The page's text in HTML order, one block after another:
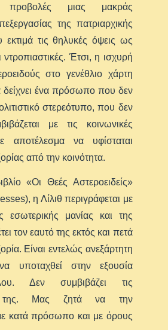
προβολές μιας μακράς
της πατριαρχικής
εκτιμά τις θηλυκές όψεις ως
ντροπιαστικές. Έτσι, η ισχυρή
στο γενέθλιο χάρτη
δείχνει ένα πρόσωπο που δεν
στερεότυπο, που δεν
με τις κοινωνικές
αποτέλεσμα να υφίσταται
από την κοινότητα.
«Οι Θεές Αστεροειδείς»
η Λίλιθ περιγράφεται με
εσωτερικής μανίας και της
τον εαυτό της εκτός και πετά
Είναι εντελώς ανεξάρτητη
υποταχθεί στην εξουσία
Δεν συμβιβάζει τις
της. Μας ζητά να την
κατά πρόσωπο και με όρους